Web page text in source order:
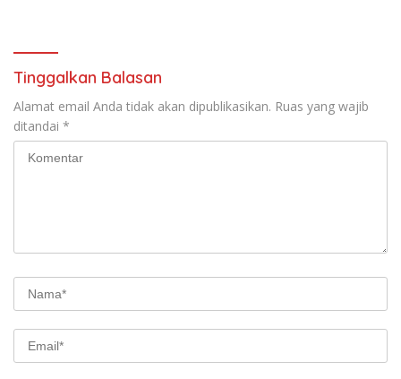
Tinggalkan Balasan
Alamat email Anda tidak akan dipublikasikan. Ruas yang wajib
ditandai *